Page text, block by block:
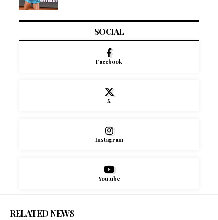
SOCIAL
Facebook
X
Instagram
Youtube
RELATED NEWS